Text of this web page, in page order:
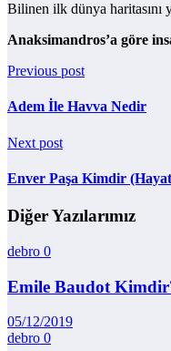
Bilinen ilk dünya haritasını
Anaksimandros’a göre
Previous post
Adem İle Havva Nedir
Next post
Enver Paşa Kimdir
Diğer Yazılarımız
debro 0
Emile Baudot
05/12/2019
debro 0